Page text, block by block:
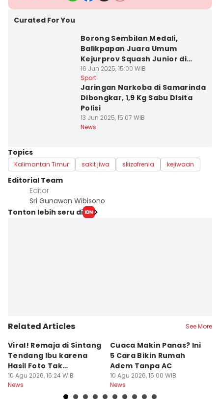
Curated For You
Borong Sembilan Medali,
Balikpapan Juara Umum
Kejurprov Squash Junior di
Samarinda
16 Jun 2025, 15:00 WIB
Sport
Jaringan Narkoba di Samarinda
Dibongkar, 1,9 Kg Sabu Disita
Polisi
13 Jun 2025, 15:07 WIB
News
Topics
Kalimantan Timur sakit jiwa skizofrenia kejiwaan
Editorial Team
Editor
Sri Gunawan Wibisono
Tonton lebih seru di
Related Articles See More
Viral! Remaja di Sintang
Tendang Ibu karena
Hasil Foto Tak
Memuaskan
10 Agu 2026, 16:24 WIB
News
Cuaca Makin Panas? Ini
5 Cara Bikin Rumah
Adem Tanpa AC
10 Agu 2026, 15:00 WIB
News